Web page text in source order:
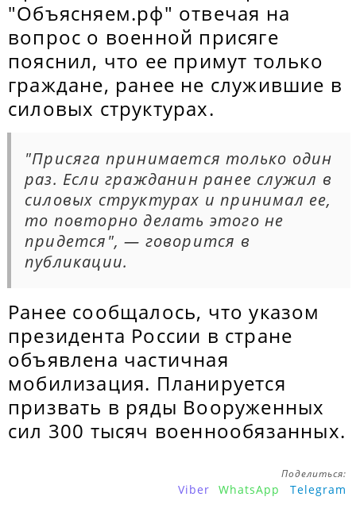
"Объясняем.рф" отвечая на
вопрос о военной присяге
пояснил, что ее примут только
граждане, ранее не служившие в
силовых структурах.
"Присяга принимается только один
раз. Если гражданин ранее служил в
силовых структурах и принимал ее,
то повторно делать этого не
придется", — говорится в
публикации.
Ранее сообщалось, что указом
президента России в стране
объявлена частичная
мобилизация. Планируется
призвать в ряды Вооруженных
сил 300 тысяч военнообязанных.
Поделиться:
Viber WhatsApp Telegram